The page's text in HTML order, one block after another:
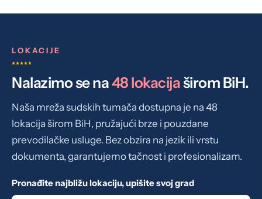
LOKACIJE
Nalazimo se na48 lokacijaširom BiH.
Naša mreža sudskih tumača dostupna je na 48
lokacija širom BiH, pružajući brze i pouzdane
prevodilačke usluge. Bez obzira na jezik ili vrstu
dokumenta, garantujemo tačnost i profesionalizam.
Pronađite najbližu lokaciju, upišite svoj grad